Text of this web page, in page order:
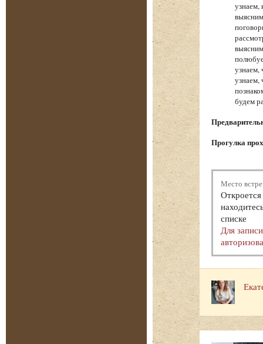
узнаем,
узнаем,
будем
Прогулка
Место
списке
Для